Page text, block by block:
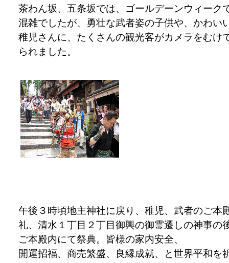
茶わん坂、五条坂では、ゴールデーンウィーク
混雑でしたが、勇壮な武者姿の子供や、かわい
稚児さんに、たくさんの観光客がカメラをむけ
られました。
午後３時頃地主神社に戻り、稚児、武者のご本
礼、清水１丁目２丁目御輿の御霊遷しの神事の
ご本殿内にて祭典。皆様の家内安全、
開運招福、商売繁盛、良縁成就、と世界平和を